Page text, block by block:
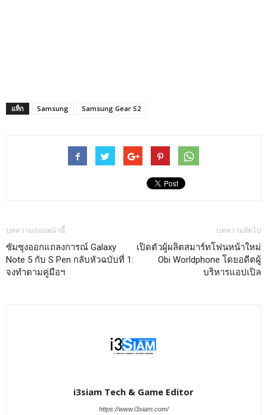
แท็ก Samsung Samsung Gear S2
บทความก่อนหน้านี้
ซัมซุงออกแถลงการณ์ Galaxy
Note 5 กับ S Pen กลับหัวฉบับที่ 1:
จงทำตามคู่มือฯ
บทความถัดไป
เปิดตัวผู้ผลิตสมาร์ทโฟนหน้าใหม่
Obi Worldphone โดยอดีตผู้
บริหารแอปเปิล
i3siam Tech & Game Editor
https://www.i3siam.com/